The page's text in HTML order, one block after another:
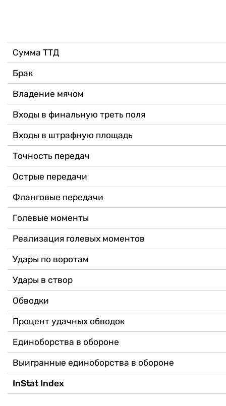
Сумма ТТД
Брак
Владение мячом
Входы в финальную треть поля
Входы в штрафную площадь
Точность передач
Острые передачи
Фланговые передачи
Голевые моменты
Реализация голевых моментов
Удары по воротам
Удары в створ
Обводки
Процент удачных обводок
Единоборства в обороне
Выигранные единоборства в обороне
InStat Index